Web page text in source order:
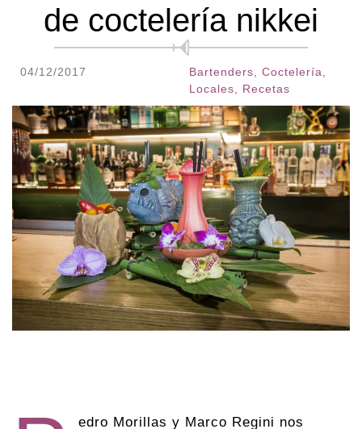
de coctelería nikkei
04/12/2017 Bartenders Coctelería
Locales
Recetas
edro Morillas y Marco Regini nos